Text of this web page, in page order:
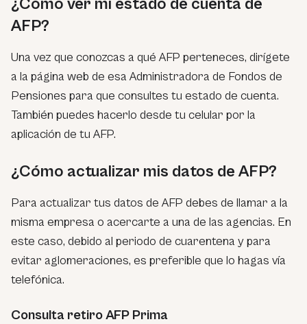
¿Cómo ver mi estado de cuenta de
AFP?
Una vez que conozcas a qué AFP perteneces, dirígete
a la página web de esa Administradora de Fondos de
Pensiones para que consultes tu estado de cuenta.
También puedes hacerlo desde tu celular por la
aplicación de tu AFP.
¿Cómo actualizar mis datos de AFP?
Para actualizar tus datos de AFP debes de llamar a la
misma empresa o acercarte a una de las agencias. En
este caso, debido al periodo de cuarentena y para
evitar aglomeraciones, es preferible que lo hagas vía
telefónica.
Consulta retiro AFP Prima